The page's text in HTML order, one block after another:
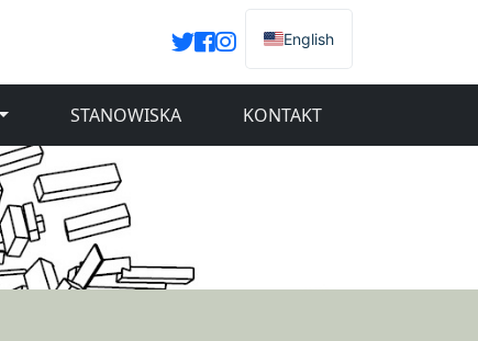
English
STANOWISKA KONTAKT